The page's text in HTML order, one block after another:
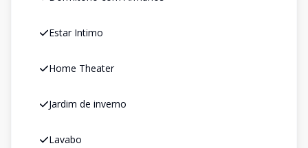
Estar Intimo
Home Theater
Jardim de inverno
Lavabo